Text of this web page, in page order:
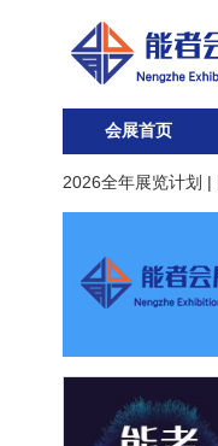
会展首页
2026全年展览计划 |